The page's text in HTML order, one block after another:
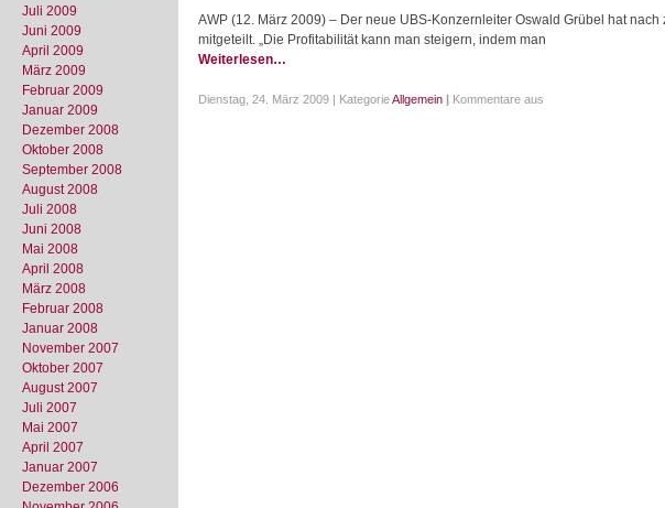
Juli 2009
Juni 2009
April 2009
März 2009
Februar 2009
Januar 2009
Dezember 2008
Oktober 2008
September 2008
August 2008
Juli 2008
Juni 2008
Mai 2008
April 2008
März 2008
Februar 2008
Januar 2008
November 2007
Oktober 2007
August 2007
Juli 2007
Mai 2007
April 2007
Januar 2007
Dezember 2006
AWP (12. März 2009) – Der neue UBS-Konzernleiter Oswald Grübel hat
mitgeteilt. „Die Profitabilität kann man steigern, indem man
Weiterlesen…
Dienstag, 24. März 2009 | KategorieAllgemein | Kommentare aus